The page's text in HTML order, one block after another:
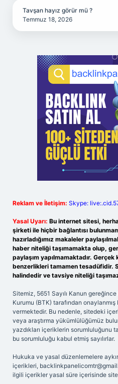
Tavşan hayız görür mü ?
Temmuz 18, 2026
Reklam ve İletişim: Skype:
Yasal Uyarı: Bu internet sitesi,
şirketi ile hiçbir bağlantısı
hazırladığımız makaleler
haber niteliği taşımamakta olup,
paylaşım yapılmamaktadır.
benzerlikleri tamamen tesadüfidir.
halindedir ve tavsiye niteliği
Sitemiz, 5651 Sayılı Kanun
Kurumu (BTK) tarafından
vermektedir. Bu nedenle, sitedeki
veya araştırma yükümlülüğümüz
yazdıkları içeriklerin sorumluluğunu
bu sorumluluğu kabul etmiş sayılırlar.
Hukuka ve yasal düzenlemelere
içerikleri,
ilgili içerikler yasal süre içerisinde